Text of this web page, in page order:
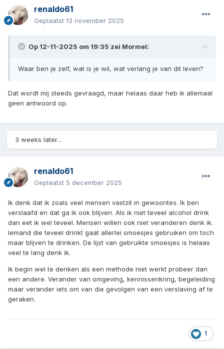
renaldo61
Geplaatst 13 november 2025
Op 12-11-2025 om 19:35 zei Mormel:
Waar ben je zelf, wat is je wil, wat verlang je van dit leven?
Dat wordt mij steeds gevraagd, maar helaas daar heb ik allemaal
geen antwoord op.
3 weeks later...
renaldo61
Geplaatst 5 december 2025
Ik denk dat ik zoals veel mensen vastzit in gewoontes. Ik ben
verslaafd en dat ga ik ook blijven. Als ik niet teveel alcohol drink
dan eet ik wel teveel. Mensen willen ook niet veranderen denk ik.
Iemand die teveel drinkt gaat allerlei smoesjes gebruiken om toch
maar blijven te drinken. De lijst van gebruikte smoesjes is helaas
veel te lang denk ik.
Ik begin wel te denken als een methode niet werkt probeer dan
een andere. Verander van omgeving, kennissenkring, begeleiding
maar verander iets om van die gevolgen van een verslaving af te
geraken.
1